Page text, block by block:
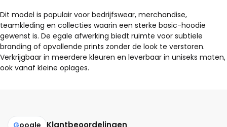
Dit model is populair voor bedrijfswear, merchandise,
teamkleding en collecties waarin een sterke basic-hoodie
gewenst is. De egale afwerking biedt ruimte voor subtiele
branding of opvallende prints zonder de look te verstoren.
Verkrijgbaar in meerdere kleuren en leverbaar in uniseks maten,
ook vanaf kleine oplages.
Klantbeoordelingen